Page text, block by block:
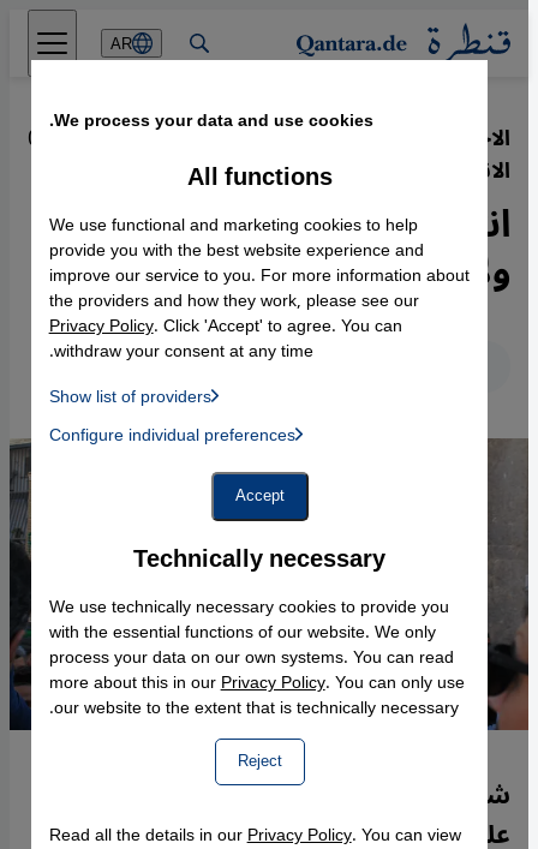
Direkt zum Inhalt springen
AR
الاحتجاجات الجماهيرية في الجزائر قبل
الانتخابات الرئاسية 2019
·
06.03.2019
انتفاضة جزائرية فعالة ضد
ولاية بوتفليقة الخامسة
English عربي
شباب جزائري أثار الإعجاب في كيفية الضغط
على نظام سلطوي بشكل فعال عبر تكتيكات
We process your data and use cookies.
Technically necessary
We use technically necessary cookies to provide you
with the essential functions of our website. We only
process your data on our own systems. You can read
more about this in ourPrivacy Policy. You can only use
our website to the extent that is technically necessary.
Reject
All functions
We use functional and marketing cookies to help
provide you with the best website experience and
improve our service to you. For more information about
the providers and how they work, please see our
Privacy Policy. Click 'Accept' to agree. You can
withdraw your consent at any time.
Show list of providers
Instagram Embed, Twitter Embed, Youtube Embed
Facebook Embed / Facebook Connect
Google Maps Embed
Configure individual preferences
Accept
Read all the details in ourPrivacy Policy. You can view